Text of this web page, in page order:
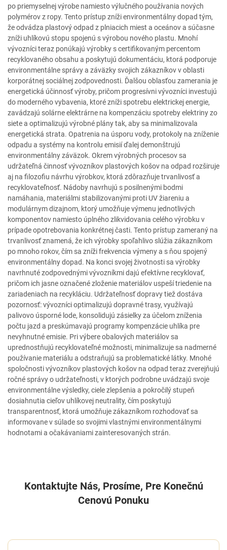
po priemyselnej výrobe namiesto výlučného používania nových
polymérov z ropy. Tento prístup zníži environmentálny dopad tým,
že odvádza plastový odpad z plniacich miest a oceánov a súčasne
zníži uhlíkovú stopu spojenú s výrobou nového plastu. Mnohí
vývozníci teraz ponúkajú výrobky s certifikovaným percentom
recyklovaného obsahu a poskytujú dokumentáciu, ktorá podporuje
environmentálne správy a záväzky svojich zákazníkov v oblasti
korporátnej sociálnej zodpovednosti. Ďalšou oblasťou zamerania je
energetická účinnosť výroby, pričom progresívni vývozníci investujú
do moderného vybavenia, ktoré zníži spotrebu elektrickej energie,
zavádzajú solárne elektrárne na kompenzáciu spotreby elektriny zo
siete a optimalizujú výrobné plány tak, aby sa minimalizovala
energetická strata. Opatrenia na úsporu vody, protokoly na zníženie
odpadu a systémy na kontrolu emisií ďalej demonštrujú
environmentálny záväzok. Okrem výrobných procesov sa
udržateľná činnosť vývozníkov plastových košov na odpad rozširuje
aj na filozofiu návrhu výrobkov, ktorá zdôrazňuje trvanlivosť a
recyklovateľnosť. Nádoby navrhujú s posilnenými bodmi
namáhania, materiálmi stabilizovanými proti UV žiareniu a
modulárnym dizajnom, ktorý umožňuje výmenu jednotlivých
komponentov namiesto úplného zlikvidovania celého výrobku v
prípade opotrebovania konkrétnej časti. Tento prístup zameraný na
trvanlivosť znamená, že ich výrobky spoľahlivo slúžia zákazníkom
po mnoho rokov, čím sa zníži frekvencia výmeny a s ňou spojený
environmentálny dopad. Na konci svojej životnosti sa výrobky
navrhnuté zodpovednými vývozníkmi dajú efektívne recyklovať,
pričom ich jasne označené zloženie materiálov uspeší triedenie na
zariadeniach na recykláciu. Udržateľnosť dopravy tiež dostáva
pozornosť: vývozníci optimalizujú dopravné trasy, využívajú
palivovo úsporné lode, konsolidujú zásielky za účelom zníženia
počtu jazd a preskúmavajú programy kompenzácie uhlíka pre
nevyhnutné emisie. Pri výbere obalových materiálov sa
uprednostňujú recyklovateľné možnosti, minimalizuje sa nadmerné
používanie materiálu a odstraňujú sa problematické látky. Mnohé
spoločnosti vývozníkov plastových košov na odpad teraz zverejňujú
ročné správy o udržateľnosti, v ktorých podrobne uvádzajú svoje
environmentálne výsledky, ciele zlepšenia a pokročilý stupeň
dosiahnutia cieľov uhlíkovej neutrality, čím poskytujú
transparentnosť, ktorá umožňuje zákazníkom rozhodovať sa
informovane v súlade so svojimi vlastnými environmentálnymi
hodnotami a očakávaniami zainteresovaných strán.
Kontaktujte Nás, Prosíme, Pre Konečnú
Cenovú Ponuku